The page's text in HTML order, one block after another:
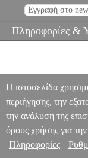
ΠΛΑΣΤΙΚΗ
Πληροφορίες &
Η ιστοσελίδα
περιήγησης, την
την ανάλυση της
όρους χρήσης για
Πληροφορίες